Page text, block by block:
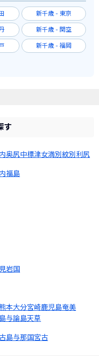
新千歳 - 東京
新千歳 - 関空
新千歳 - 福岡
す
奥尻中標津女満別 紋別 利尻
福島
岩国
本大分宮崎鹿児島奄美
与論島天草
島与那国宮古